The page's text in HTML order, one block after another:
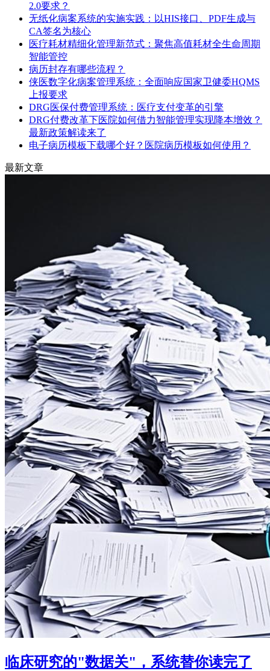
2.0要求？
无纸化病案系统的实施实践：以HIS接口、PDF生成与
CA签名为核心
医疗耗材精细化管理新范式：聚焦高值耗材全生命周期
智能管控
病历封存有哪些流程？
侠医数字化病案管理系统：全面响应国家卫健委HQMS
上报要求
DRG医保付费管理系统：医疗支付变革的引擎
DRG付费改革下医院如何借力智能管理实现降本增效？
最新政策解读来了
电子病历模板下载哪个好？医院病历模板如何使用？
最新文章
临床研究的"数据关"，系统替你读完了